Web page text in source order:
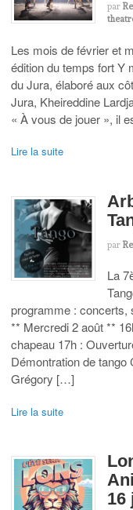
par
Les mois de février et
édition du temps fort Y
du Jura, élaboré aux
Jura, Kheireddine
« À vous de jouer », il
Lire la suite
par
La
programme :
** Mercredi 2 août **
chapeau 17h :
Démontration de tango
Grégory […]
Lire la suite
16